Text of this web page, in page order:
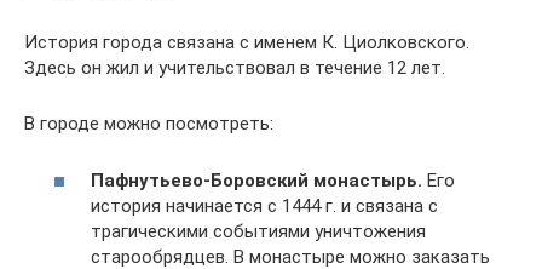
История города связана с именем К. Циолковского.
Здесь он жил и учительствовал в течение 12 лет.
В городе можно посмотреть:
Пафнутьево-Боровский монастырь. Его
история начинается с 1444 г. и связана с
трагическими событиями уничтожения
старообрядцев. В монастыре можно заказать